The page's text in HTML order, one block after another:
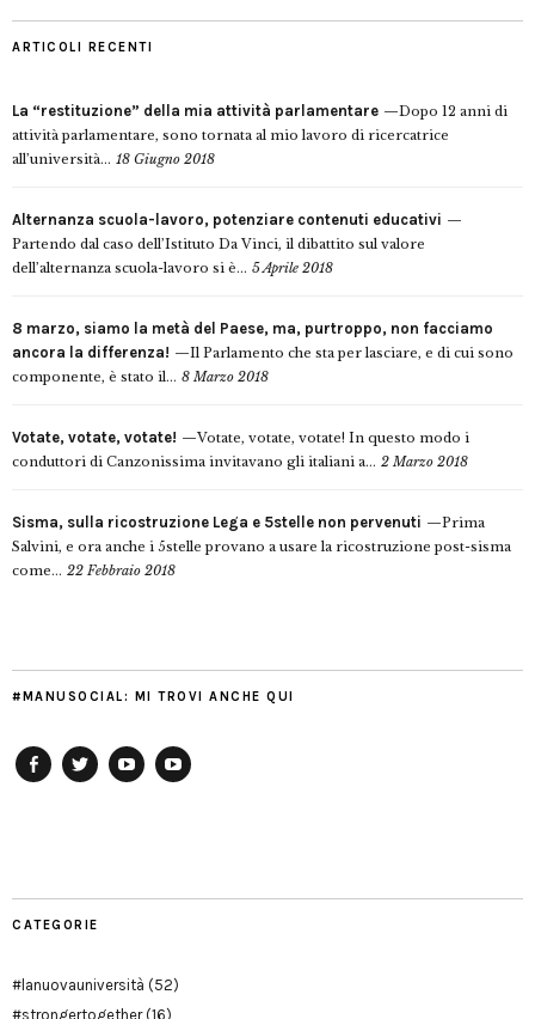
ARTICOLI RECENTI
La “restituzione” della mia attività parlamentare
Dopo 12 anni di
attività parlamentare, sono tornata al mio lavoro di ricercatrice
all’università... 18 Giugno 2018
Alternanza scuola-lavoro, potenziare contenuti educativi
Partendo dal caso dell’Istituto Da Vinci, il dibattito sul valore
dell’alternanza scuola-lavoro si è... 5 Aprile 2018
8 marzo, siamo la metà del Paese, ma, purtroppo, non facciamo
ancora la differenza!
Il Parlamento che sta per lasciare, e di cui sono
componente, è stato il... 8 Marzo 2018
Votate, votate, votate!
Votate, votate, votate! In questo modo i
conduttori di Canzonissima invitavano gli italiani a... 2 Marzo 2018
Sisma, sulla ricostruzione Lega e 5stelle non pervenuti
Prima
Salvini, e ora anche i 5stelle provano a usare la ricostruzione post-sisma
come... 22 Febbraio 2018
#MANUSOCIAL: MI TROVI ANCHE QUI
CATEGORIE
#lanuovauniversità (52)
#strongertogether(16)